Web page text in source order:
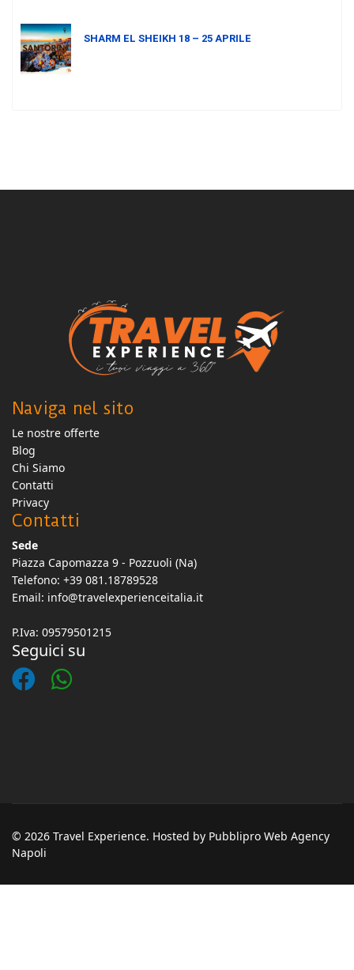
SHARM EL SHEIKH 18 – 25 APRILE
Naviga nel sito
Le nostre offerte
Blog
Chi Siamo
Contatti
Privacy
Contatti
Sede
Piazza Capomazza 9 - Pozzuoli (Na)
Telefono: +39 081.18789528
Email: info@travelexperienceitalia.it
P.Iva: 09579501215
Seguici su
© 2026 Travel Experience. Hosted by Pubblipro Web Agency
Napoli